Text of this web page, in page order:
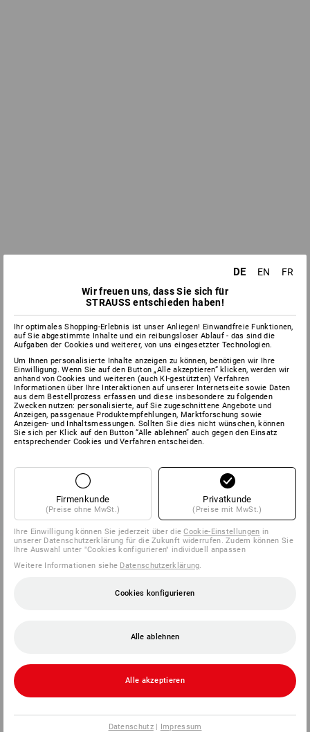
DE EN
FR
Wir freuen uns, dass Sie sich für
STRAUSS entschieden haben!
Ihr optimales Shopping-Erlebnis ist unser Anliegen! Einwandfreie Funktionen,
auf Sie abgestimmte Inhalte und ein reibungsloser Ablauf - das sind die
Aufgaben der Cookies und weiterer, von uns eingesetzter Technologien.
Um Ihnen personalisierte Inhalte anzeigen zu können, benötigen wir Ihre
Einwilligung. Wenn Sie auf den Button „Alle akzeptieren“ klicken, werden wir
anhand von Cookies und weiteren (auch KI-gestützten) Verfahren
Informationen über Ihre Interaktionen auf unserer Internetseite sowie Daten
aus dem Bestellprozess erfassen und diese insbesondere zu folgenden
Zwecken nutzen: personalisierte, auf Sie zugeschnittene Angebote und
Anzeigen, passgenaue Produktempfehlungen, Marktforschung sowie
Anzeigen- und Inhaltsmessungen. Sollten Sie dies nicht wünschen, können
Sie sich per Klick auf den Button “Alle ablehnen” auch gegen den Einsatz
entsprechender Cookies und Verfahren entscheiden.
Firmenkunde
(Preise ohne MwSt.)
Privatkunde
(Preise mit MwSt.)
Ihre Einwilligung können Sie jederzeit über dieCookie-Einstellungen in
unserer Datenschutzerklärung für die Zukunft widerrufen. Zudem können Sie
Ihre Auswahl unter "Cookies konfigurieren" individuell anpassen
Weitere Informationen siehe Datenschutzerklärung.
Cookies konfigurieren
Alle ablehnen
Alle akzeptieren
Datenschutz| Impressum